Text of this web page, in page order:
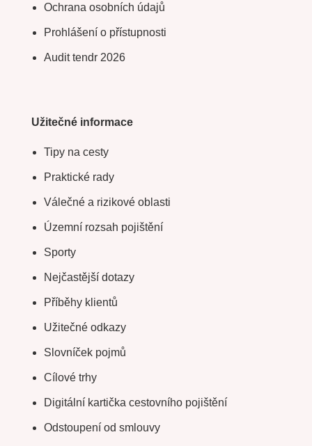
Ochrana osobních údajů
Prohlášení o přístupnosti
Audit tendr 2026
Užitečné informace
Tipy na cesty
Praktické rady
Válečné a rizikové oblasti
Územní rozsah pojištění
Sporty
Nejčastější dotazy
Příběhy klientů
Užitečné odkazy
Slovníček pojmů
Cílové trhy
Digitální kartička cestovního pojištění
Odstoupení od smlouvy